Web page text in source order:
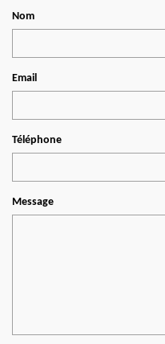
Nom
Email
Téléphone
Message